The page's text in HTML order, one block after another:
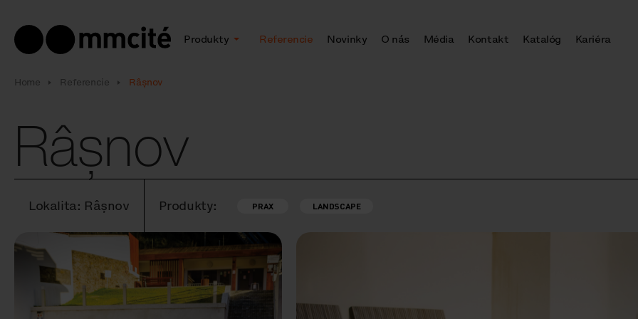
Produkty Referencie Novinky O nás Média Kontakt Katalóg Kariéra
Home Referencie Râșnov
Râșnov
Lokalita: Râșnov Produkty: PRAX LANDSCAPE